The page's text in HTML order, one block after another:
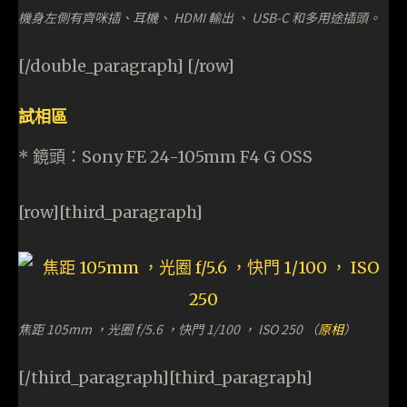
機身左側有齊咪插、耳機、 HDMI 輸出 、 USB-C 和多用途插頭。
[/double_paragraph] [/row]
試相區
* 鏡頭：Sony FE 24-105mm F4 G OSS
[row][third_paragraph]
焦距 105mm ，光圈 f/5.6 ，快門 1/100 ， ISO 250 （原相）
[/third_paragraph][third_paragraph]